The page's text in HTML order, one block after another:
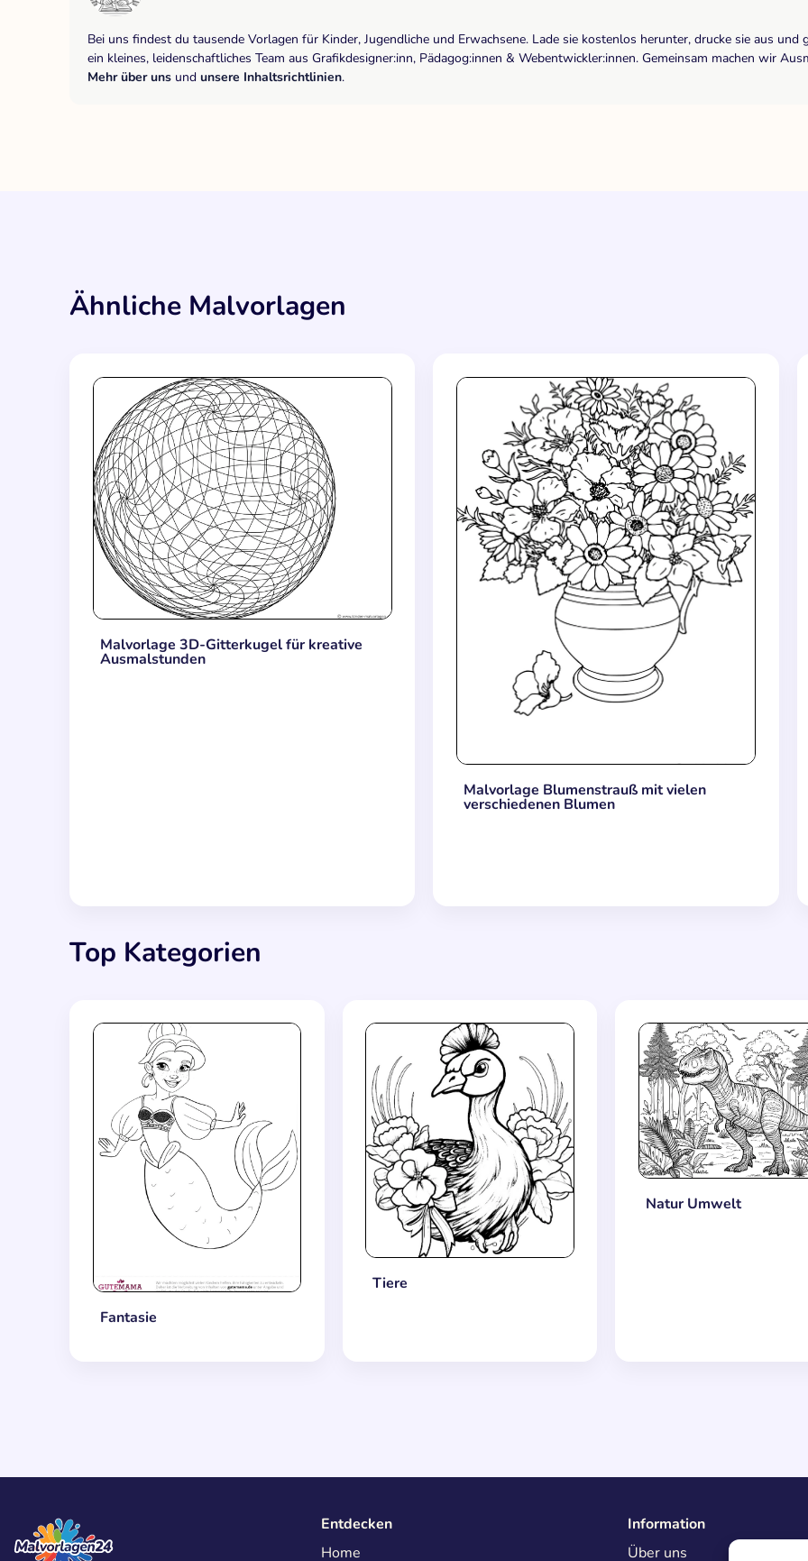
Bei uns findest du tausende Vorlagen für Kinder, Jugendliche und Erwachsene. Lade sie kostenlos herunter, drucke sie aus
ein kleines, leidenschaftliches Team aus Grafikdesigner:inn, Pädagog:innen & Webentwickler:innen. Gemeinsam machen wir
Mehr über uns und unsere Inhaltsrichtlinien.
Ähnliche Malvorlagen
Malvorlage 3D-Gitterkugel für kreative
Ausmalstunden
Malvorlage Blumenstrauß mit vielen
verschiedenen Blumen
Top Kategorien
Fantasie
Tiere
Natur Umwelt
Entdecken
Home
Information
Über uns